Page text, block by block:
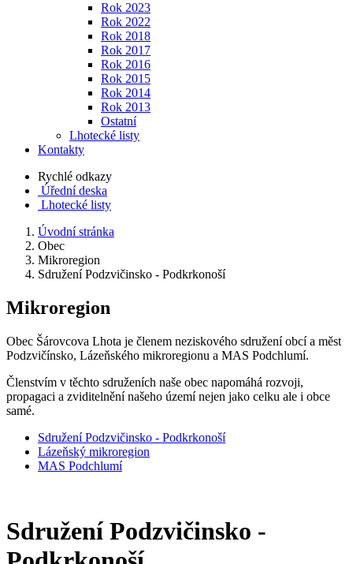
Rok 2023
Rok 2022
Rok 2018
Rok 2017
Rok 2016
Rok 2015
Rok 2014
Rok 2013
Ostatní
Lhotecké listy
Kontakty
Rychlé odkazy
Úřední deska
Lhotecké listy
Úvodní stránka
Obec
Mikroregion
Sdružení Podzvičinsko - Podkrkonoší
Mikroregion
Obec Šárovcova Lhota je členem neziskového sdružení obcí a měst
Podzvičínsko, Lázeňského mikroregionu a MAS Podchlumí.
Členstvím v těchto sdruženích naše obec napomáhá rozvoji,
propagaci a zviditelnění našeho území nejen jako celku ale i obce
samé.
Sdružení Podzvičinsko - Podkrkonoší
Lázeňský mikroregion
MAS Podchlumí
Sdružení Podzvičinsko -